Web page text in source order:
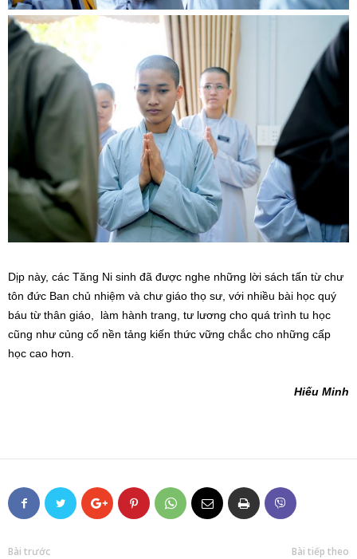
Dịp này, các Tăng Ni sinh đã được nghe những lời sách tấn từ chư
tôn đức Ban chủ nhiệm và chư giáo thọ sư, với nhiều bài học quý
báu từ thân giáo, làm hành trang, tư lương cho quá trình tu học
cũng như củng cố nền tảng kiến thức vững chắc cho những cấp
học cao hơn.
Hiếu Minh
Bài trước Bài tiếp theo